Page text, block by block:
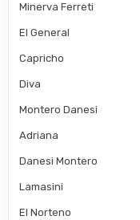
Minerva Ferreti
El General
Capricho
Diva
Montero Danesi
Adriana
Danesi Montero
Lamasini
El Norteno